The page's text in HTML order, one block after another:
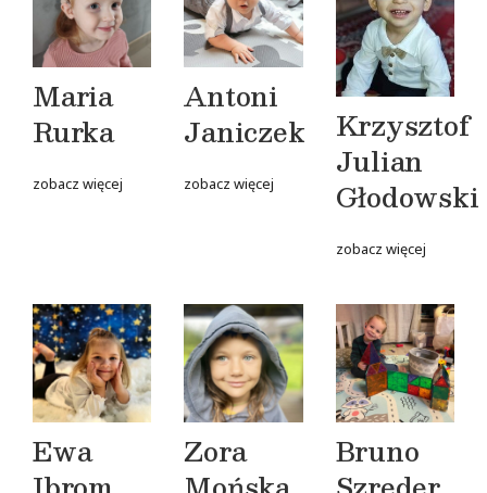
Maria
Rurka
zobacz więcej
Antoni
Janiczek
zobacz więcej
Krzysztof
Julian
Głodowski
zobacz więcej
Ewa
Zora
Bruno